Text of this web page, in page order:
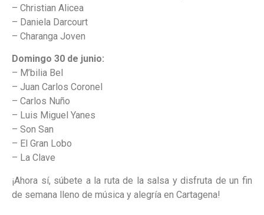
– Christian Alicea
– Daniela Darcourt
– Charanga Joven
Domingo 30 de junio:
– M’bilia Bel
– Juan Carlos Coronel
– Carlos Nuño
– Luis Miguel Yanes
– Son San
– El Gran Lobo
– La Clave
¡Ahora sí, súbete a la ruta de la salsa y disfruta de un fin
de semana lleno de música y alegría en Cartagena!